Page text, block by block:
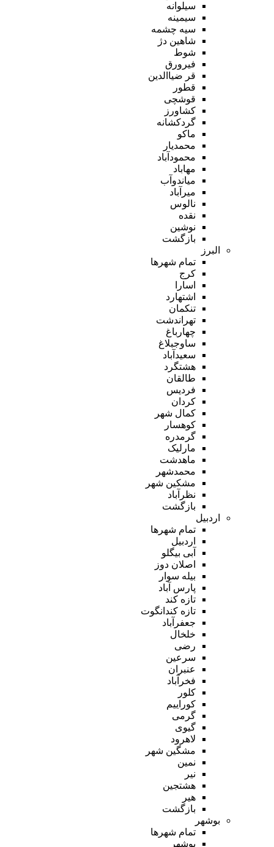
سیلوانه
سیمینه
سیه چشمه
شاهین دژ
شوط
فیرورق
قر ضیاالدین
قطور
قوشچی
کشاورز
گردکشانه
ماکو
محمدیار
محمودآباد
مهاباد
میاندوآب
میرآباد
نالوس
نقده
نوشین
بازگشت
البرز
تمام شهر‌ها
کرج
اسارا
اشتهارد
تنکمان
تهراندشت
چهارباغ
ساوجبلاغ
سعیدآباد
هشتگرد
طالقان
فردیس
کردان
کمال شهر
کوهسار
گرمدره
مارلیک
ماهدشت
محمدشهر
مشکین شهر
نظرآباد
بازگشت
اردبیل
تمام شهر‌ها
اردبیل
آبی بیگلو
اصلان دوز
بیله سوار
پارس آباد
تازه کند
تازه کندانگوت
جعفرآباد
خلخال
رضی
سرعین
عنبران
فخرآباد
کلور
کوراییم
گرمی
گیوی
لاهرود
مشگین شهر
نمین
نیر
هشتجین
هیر
بازگشت
بوشهر
تمام شهر‌ها
بوشهر